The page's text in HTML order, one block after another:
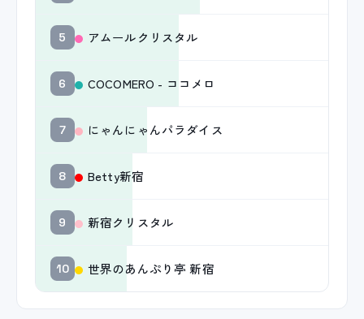
5 アムールクリスタル
6 COCOMERO - ココメロ
7 にゃんにゃんパラダイス
8 Betty新宿
9 新宿クリスタル
10 世界のあんぷり亭 新宿